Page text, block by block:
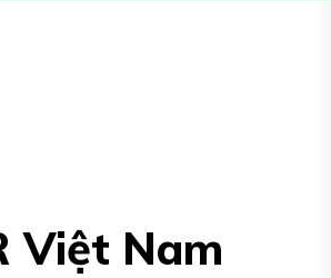
Việt Nam